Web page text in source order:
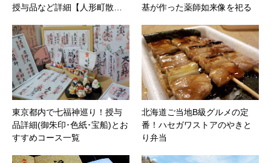
授与品など詳細【人形町散…
基が作った薬師如来像を祀る
東京都内で七福神巡り！授与
品詳細(御朱印･色紙･宝船)とお
すすめコース一覧
北海道ご当地B級グルメの定
番！ハセガワストアのやきと
り弁当